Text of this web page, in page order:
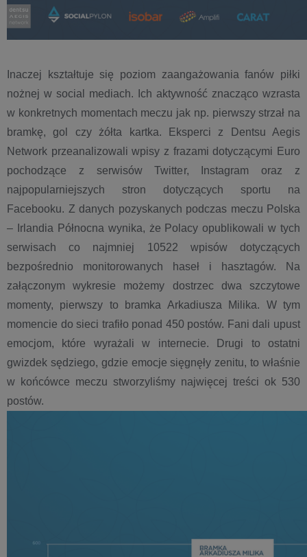
Inaczej kształtuje się poziom zaangażowania fanów piłki
nożnej w social mediach. Ich aktywność znacząco wzrasta
w konkretnych momentach meczu jak np. pierwszy strzał na
bramkę, gol czy żółta kartka. Eksperci z Dentsu Aegis
Network przeanalizowali wpisy z frazami dotyczącymi Euro
pochodzące z serwisów Twitter, Instagram oraz z
najpopularniejszych stron dotyczących sportu na
Facebooku. Z danych pozyskanych podczas meczu Polska
– Irlandia Północna wynika, że Polacy opublikowali w tych
serwisach co najmniej 10522 wpisów dotyczących
bezpośrednio monitorowanych haseł i hasztagów. Na
załączonym wykresie możemy dostrzec dwa szczytowe
momenty, pierwszy to bramka Arkadiusza Milika. W tym
momencie do sieci trafiło ponad 450 postów. Fani dali upust
emocjom, które wyrażali w internecie. Drugi to ostatni
gwizdek sędziego, gdzie emocje sięgnęły zenitu, to właśnie
w końcówce meczu stworzyliśmy najwięcej treści ok 530
postów.